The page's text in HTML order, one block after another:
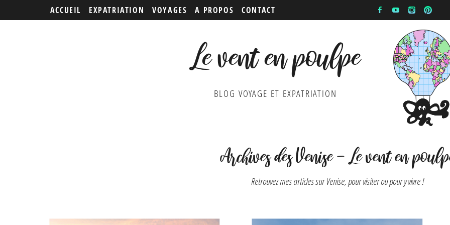
ACCUEIL EXPATRIATION VOYAGES A PROPOS CONTACT
Le vent en poulpe
BLOG VOYAGE ET EXPATRIATION
Archives des Venise - Le vent en
Retrouvez mes articles sur Venise, pour visiter ou pour y vivre !